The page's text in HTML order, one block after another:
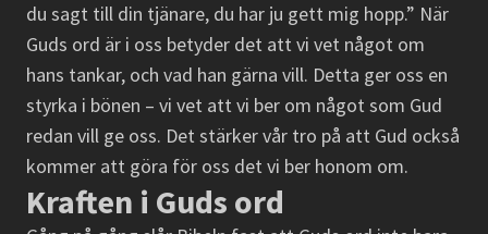
du sagt till din tjänare, du har ju gett mig hopp.” När
Guds ord är i oss betyder det att vi vet något om
hans tankar, och vad han gärna vill. Detta ger oss en
styrka i bönen – vi vet att vi ber om något som Gud
redan vill ge oss. Det stärker vår tro på att Gud också
kommer att göra för oss det vi ber honom om.
Kraften i Guds ord